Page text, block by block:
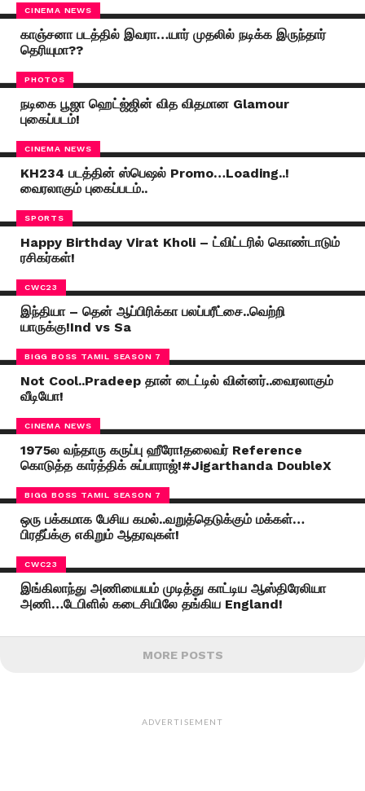
CINEMA NEWS
காஞ்சனா படத்தில் இவரா…யார் முதலில் நடிக்க இருந்தார்
தெரியுமா??
PHOTOS
நடிகை பூஜா ஹெட்ஜ்ஜின் வித விதமான Glamour
புகைப்படம்!
CINEMA NEWS
KH234 படத்தின் ஸ்பெஷல் Promo…Loading..!
வைரலாகும் புகைப்படம்..
SPORTS
Happy Birthday Virat Kholi – ட்விட்டரில் கொண்டாடும்
ரசிகர்கள்!
CWC23
இந்தியா – தென் ஆப்பிரிக்கா பலப்பரீட்சை..வெற்றி
யாருக்கு!Ind vs Sa
BIGG BOSS TAMIL SEASON 7
Not Cool..Pradeep தான் டைட்டில் வின்னர்..வைரலாகும்
வீடியோ!
CINEMA NEWS
1975ல வந்தாரு கருப்பு ஹீரோ!தலைவர் Reference
கொடுத்த கார்த்திக் சுப்பாராஜ்!#Jigarthanda DoubleX
BIGG BOSS TAMIL SEASON 7
ஒரு பக்கமாக பேசிய கமல்..வறுத்தெடுக்கும் மக்கள்…
பிரதீப்க்கு எகிறும் ஆதரவுகள்!
CWC23
இங்கிலாந்து அணியையம் முடித்து காட்டிய ஆஸ்திரேலியா
அணி…டேபிளில் கடைசியிலே தங்கிய England!
MORE POSTS
ADVERTISEMENT